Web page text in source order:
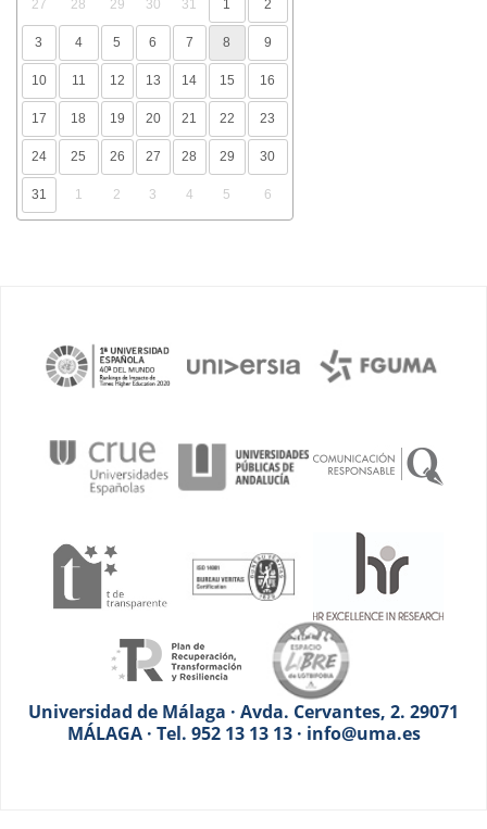
27 28 29 30 31 1 2
3 4 5 6 7 8 9
10 11 12 13 14 15 16
17 18 19 20 21 22 23
24 25 26 27 28 29 30
31 1 2 3 4 5 6
Universidad de Málaga · Avda. Cervantes, 2. 29071
MÁLAGA · Tel. 952 13 13 13 · info@uma.es